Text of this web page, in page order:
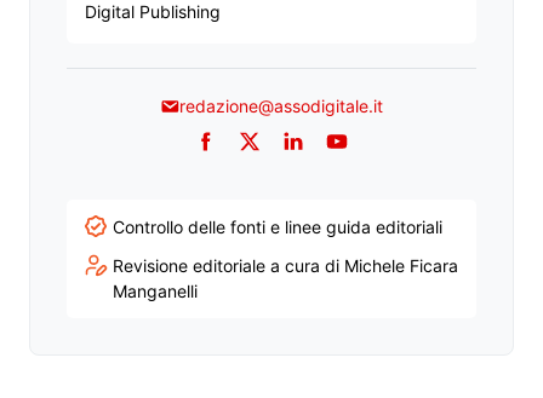
Digital Publishing
redazione@assodigitale.it
Facebook
TwitterLinkedInYouTube
Controllo delle fonti e linee guida editoriali
Revisione editoriale a cura di Michele Ficara
Manganelli